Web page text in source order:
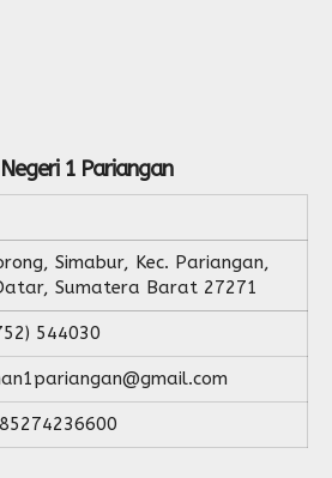
1 Pariangan
Simabur, Kec. Pariangan,
Sumatera Barat 27271
544030